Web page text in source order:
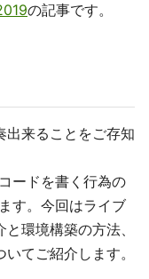
の記事です。
出来ることをご存知
ードを書く行為の
す。今回はライブ
環境構築の方法、
てご紹介します。